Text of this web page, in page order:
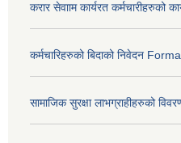
करार सेवााम कार्यरत कर्मचारीहरुको
कर्मचारिहरुको बिदाको निवेदन
सामाजिक सुरक्षा लाभग्राहीहरुको